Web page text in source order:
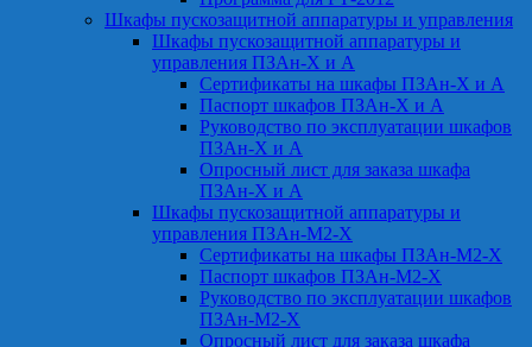
Шкафы пускозащитной аппаратуры и управления
Шкафы пускозащитной аппаратуры и
управления ПЗАн-Х и А
Сертификаты на шкафы ПЗАн-Х и А
Паспорт шкафов ПЗАн-Х и А
Руководство по эксплуатации шкафов
ПЗАн-Х и А
Опросный лист для заказа шкафа
ПЗАн-Х и А
Шкафы пускозащитной аппаратуры и
управления ПЗАн-М2-Х
Сертификаты на шкафы ПЗАн-М2-Х
Паспорт шкафов ПЗАн-М2-Х
Руководство по эксплуатации шкафов
ПЗАн-М2-Х
Опросный лист для заказа шкафа